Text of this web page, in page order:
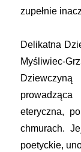
zupełnie
Delikatna
Myśliwiec-
eteryczna,
chmurach.
poetyckie,